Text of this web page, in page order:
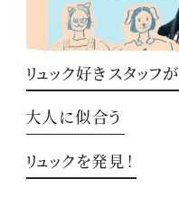
リュック好きスタッフが
大人に似合う
リュックを発見！